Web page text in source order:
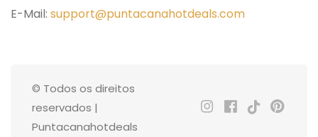
E-Mail: support@puntacanahotdeals.com
© Todos os direitos
reservados |
Puntacanahotdeals